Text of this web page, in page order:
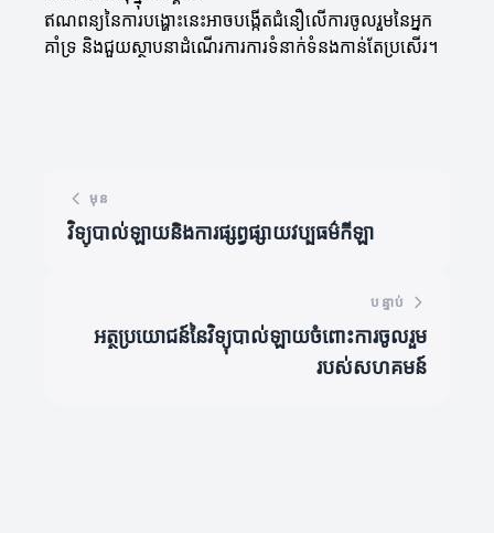
ឥណពន្យនៃការបង្ហោះនេះអាចបង្កើតជំនឿលើការចូលរួមនៃអ្នក
គាំទ្រ និងជួយស្ថាបនាដំណើរការការទំនាក់ទំនងកាន់តែប្រសើរ។
មុន
វិទ្យុបាល់ឡាយនិងការផ្សព្វផ្សាយវប្បធម៌កីឡា
បន្ទាប់
អត្ថប្រយោជន៍នៃវិទ្យុបាល់ឡាយចំពោះការចូលរួម
របស់សហគមន៍